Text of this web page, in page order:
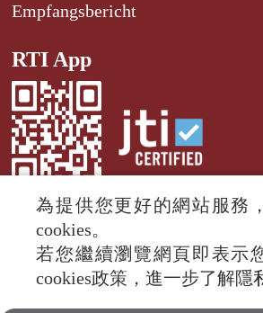
Empfangsbericht
RTI App
© 2024 RTI (Radio Taiwan
All rights reserved.
為提供您更好的網站服務
cookies。
若您繼續瀏覽網頁即表示
cookies政策，進一步了解隱